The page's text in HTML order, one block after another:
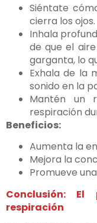
Siéntate
cierra los ojos.
Inhala
de que el
garganta, lo
Exhala de la
sonido en la
Mantén un
respiración
Beneficios:
Aumenta la
Mejora la
Promueve
Conclusión:
respiración